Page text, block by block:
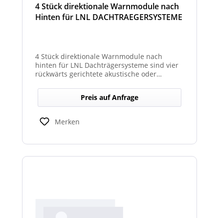
4 Stück direktionale Warnmodule nach
Hinten für LNL DACHTRAEGERSYSTEME
4 Stück direktionale Warnmodule nach
hinten für LNL Dachträgersysteme sind vier
rückwärts gerichtete akustische oder
montiert werden, um gezielte Warnsignale
nach hinten auszugeben. Sie verbessern die
Sicht‑ und Hörbarkeit von Warnhinweisen im
Heckbereich und erhöhen so die Sicherheit
bei Rückwärts‑ oder Einsatzfahrten.
Preis auf Anfrage
Merken